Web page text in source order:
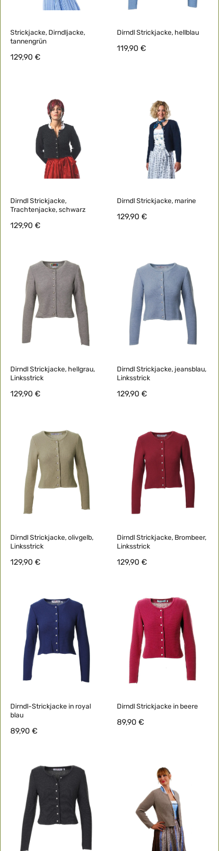
Strickjacke, Dirndljacke,
tannengrün
129,90 €
Dirndl Strickjacke, hellblau
119,90 €
Dirndl Strickjacke,
Trachtenjacke, schwarz
129,90 €
Dirndl Strickjacke, marine
129,90 €
Dirndl Strickjacke, hellgrau,
Linksstrick
129,90 €
Dirndl Strickjacke, jeansblau,
Linksstrick
129,90 €
Dirndl Strickjacke, olivgelb,
Linksstrick
129,90 €
Dirndl Strickjacke, Brombeer,
Linksstrick
129,90 €
Dirndl-Strickjacke in royal
blau
89,90 €
Dirndl Strickjacke in beere
89,90 €